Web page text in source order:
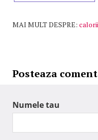
MAI MULT DESPRE: calorii
Posteaza
Numele tau